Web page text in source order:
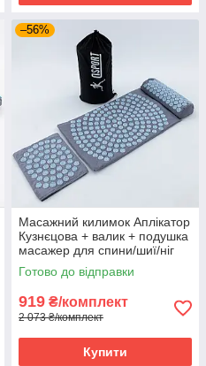
–56%
Масажний килимок Аплікатор
Кузнєцова + валик + подушка
масажер для спини/шиї/ніг
OSPORT Lotus Set (n-0003)
Сіро-небесний
Готово до відправки
919 ₴/комплект
2 073 ₴/комплект
Купити